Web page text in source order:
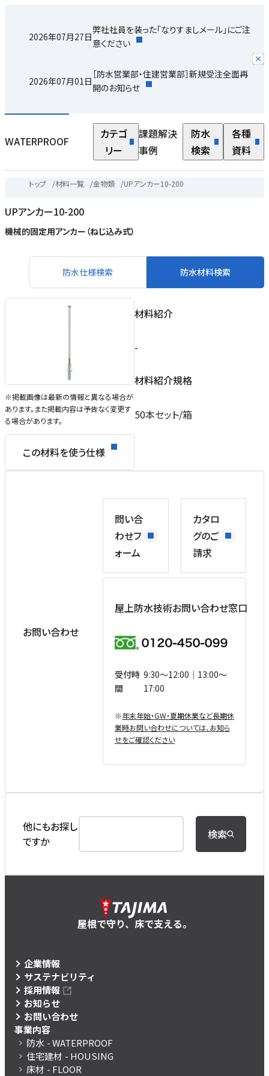
2026年07月27日
弊社社員を装った「なりすましメール」にご注
意ください
2026年07月01日
［防水営業部・住建営業部］新規受注全面再
開のお知らせ
WATERPROOF
カテゴ
リー
課題解決
事例
防水
検索
各種
資料
トップ /材料一覧 /金物類 /UPアンカー10-200
UPアンカー10-200
機械的固定用アンカー（ねじ込み式）
防水仕様検索 防水材料検索
※掲載画像は最新の情報と異なる場合が
あります。また掲載内容は予告なく変更す
る場合があります。
この材料を使う仕様
材料紹介
-
材料紹介規格
50本セット/箱
お問い合わせ
問い合
わせフ
ォーム
カタロ
グのご
請求
屋上防水技術お問い合わせ窓口
受付時
間
9:30〜12:00｜13:00〜
17:00
※年末年始・GW・夏期休業など⻑期休
業時お問い合わせについては、お知ら
せをご確認ください
他にもお探し
ですか
検索
屋根で守り、床で支える。
企業情報
サステナビリティ
採用情報
お知らせ
お問い合わせ
事業内容
防水 - WATERPROOF
住宅建材 - HOUSING
床材 - FLOOR